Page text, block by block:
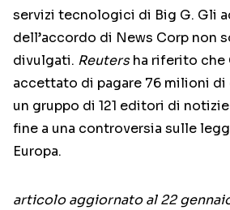
servizi tecnologici di Big G. Gli
dell’accordo di News Corp non
divulgati. Reutersha riferito che
accettato di pagare 76 milioni di
un gruppo di 121 editori di
fine a una controversia sulle
Europa.
articolo aggiornato al 22